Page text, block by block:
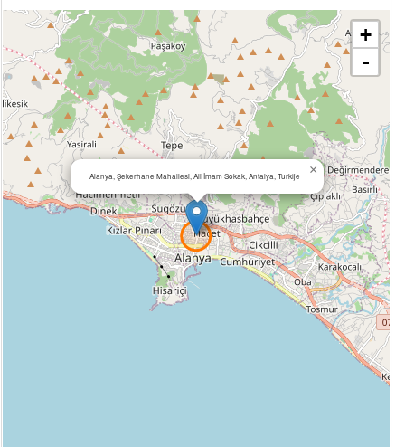
Alanya, Şekerhane Mahallesi, Ali İmam Sokak, Antalya, Turkije ×
+
-